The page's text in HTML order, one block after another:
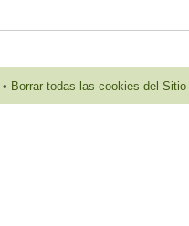
• Borrar todas las cookies del Sitio